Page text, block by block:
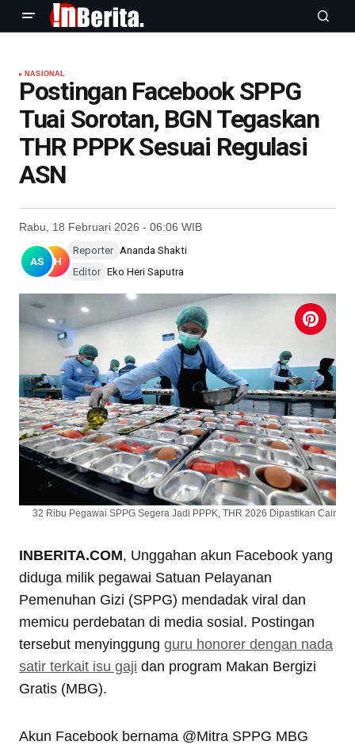
NASIONAL
Postingan Facebook SPPG
Tuai Sorotan, BGN Tegaskan
THR PPPK Sesuai Regulasi
ASN
Rabu, 18 Februari 2026 - 06:06 WIB
AS EH
Reporter Ananda Shakti
Editor Eko Heri Saputra
32 Ribu Pegawai SPPG Segera Jadi PPPK, THR 2026 Dipastikan Cair
INBERITA.COM, Unggahan akun Facebook yang
diduga milik pegawai Satuan Pelayanan
Pemenuhan Gizi (SPPG) mendadak viral dan
memicu perdebatan di media sosial. Postingan
tersebut menyinggung guru honorer dengan nada
satir terkait isu gaji dan program Makan Bergizi
Gratis (MBG).
Akun Facebook bernama @Mitra SPPG MBG